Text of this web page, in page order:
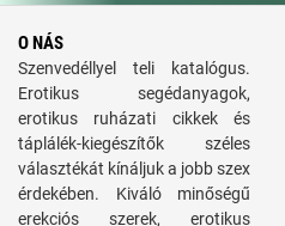
O NÁS
Szenvedéllyel teli katalógus.
Erotikus segédanyagok,
erotikus ruházati cikkek és
táplálék-kiegészítők széles
választékát kínáljuk a jobb szex
érdekében. Kiváló minőségű
erekciós szerek, erotikus